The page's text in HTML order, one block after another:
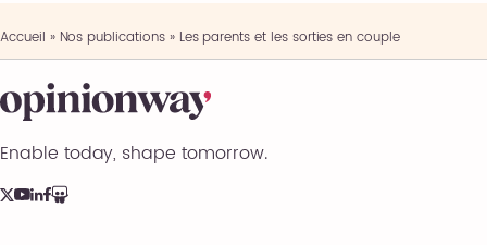
Accueil » Nos publications» Les parents et les sorties en couple
Enable today, shape tomorrow.